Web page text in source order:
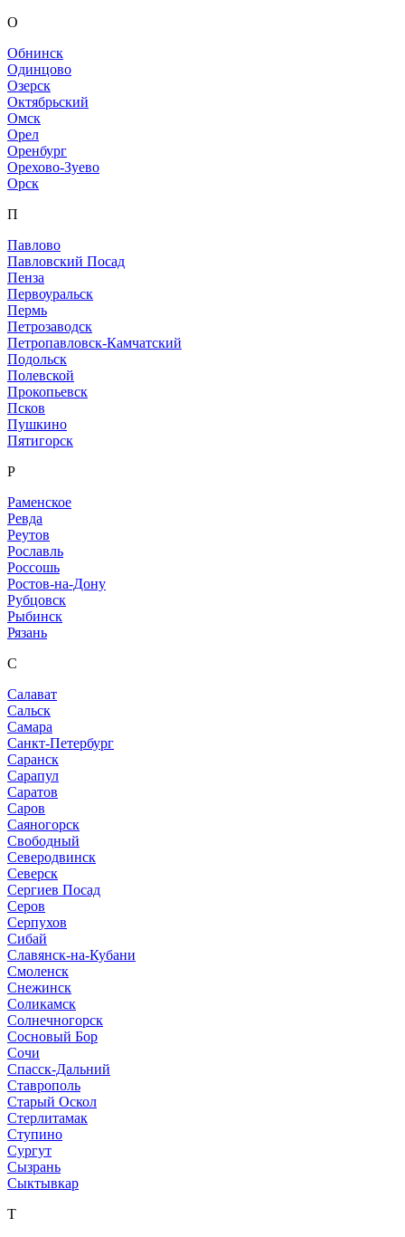
О
Обнинск
Одинцово
Озерск
Октябрьский
Омск
Орел
Оренбург
Орехово-Зуево
Орск
П
Павлово
Павловский Посад
Пенза
Первоуральск
Пермь
Петрозаводск
Петропавловск-Камчатский
Подольск
Полевской
Прокопьевск
Псков
Пушкино
Пятигорск
Р
Раменское
Ревда
Реутов
Рославль
Россошь
Ростов-на-Дону
Рубцовск
Рыбинск
Рязань
С
Салават
Сальск
Самара
Санкт-Петербург
Саранск
Сарапул
Саратов
Саров
Саяногорск
Свободный
Северодвинск
Северск
Сергиев Посад
Серов
Серпухов
Сибай
Славянск-на-Кубани
Смоленск
Снежинск
Соликамск
Солнечногорск
Сосновый Бор
Сочи
Спасск-Дальний
Ставрополь
Старый Оскол
Стерлитамак
Ступино
Сургут
Сызрань
Сыктывкар
Т